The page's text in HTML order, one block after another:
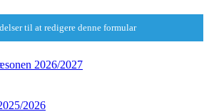
til at redigere denne formular
2026/2027
2026